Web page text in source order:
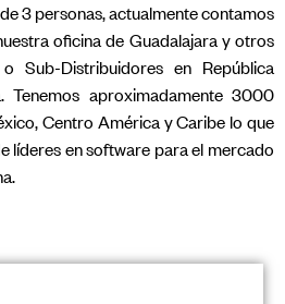
3 personas, actualmente contamos
oficina de Guadalajara y otros
Sub-Distribuidores en República
Tenemos aproximadamente 3000
Centro América y Caribe lo que
líderes en software para el mercado